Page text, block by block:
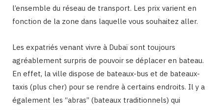
l’ensemble du réseau de transport. Les prix varient en
fonction de la zone dans laquelle vous souhaitez aller.
Les expatriés venant vivre à Dubaï sont toujours
agréablement surpris de pouvoir se déplacer en bateau.
En effet, la ville dispose de bateaux-bus et de bateaux-
taxis (plus cher) pour se rendre à certains endroits. Il y a
également les “abras” (bateaux traditionnels) qui